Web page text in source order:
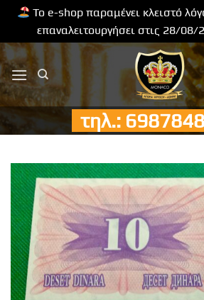
Το e-shop παραμένει κλειστό
επαναλειτουργήσει στις 28/08/
Μετάβαση
στο
περιεχόμενο
τηλ.: